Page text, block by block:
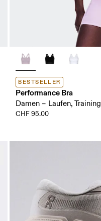
BESTSELLER
Performance Bra
Damen – Laufen, Training
CHF 95.00